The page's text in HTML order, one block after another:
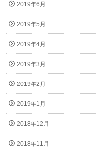
2019年6月
2019年5月
2019年4月
2019年3月
2019年2月
2019年1月
2018年12月
2018年11月